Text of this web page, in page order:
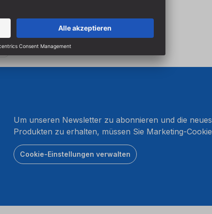
Um unseren Newsletter zu abonnieren und die
Produkten zu erhalten, müssen Sie Marketing-
Cookie-Einstellungen verwalten